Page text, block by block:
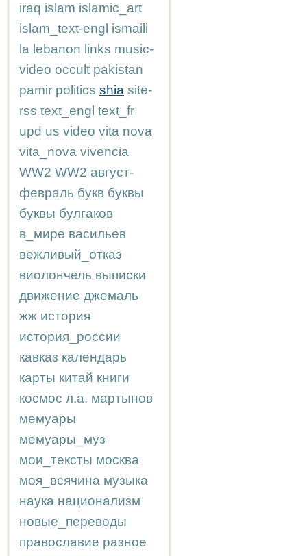
iraq islam islamic_art
islam_text-engl ismaili
la lebanon links music-
video occult pakistan
pamir politics shia site-
rss text_engl text_fr
upd us video vita nova
vita_nova vivencia
WW2 WW2 август-
февраль букв буквы
буквы булгаков
в_мире васильев
вежливый_отказ
виолончель выписки
движение джемаль
жж история
история_россии
кавказ календарь
карты китай книги
космос л.а. мартынов
мемуары
мемуары_муз
мои_тексты москва
моя_всячина музыка
наука национализм
новые_переводы
православие разное